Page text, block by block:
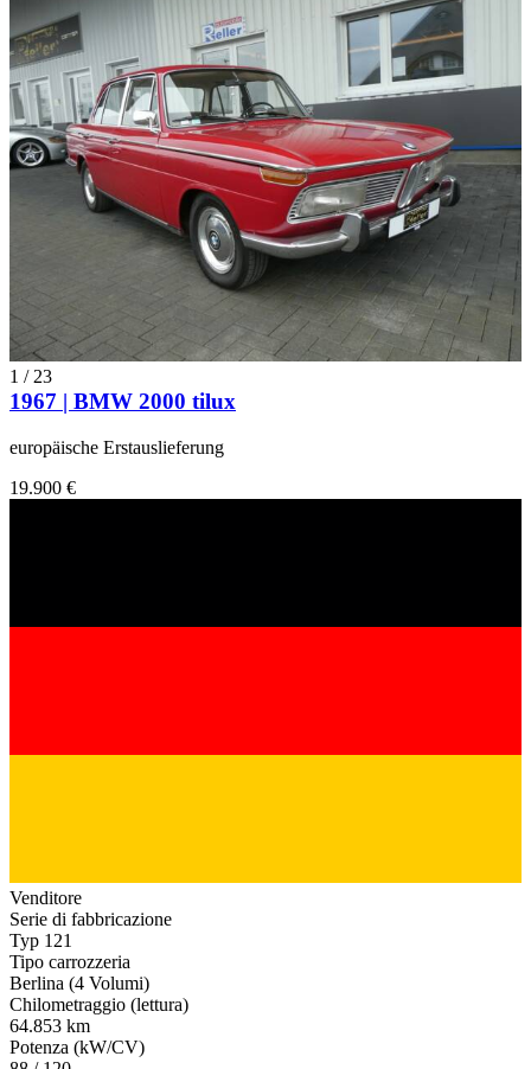
1 / 23
1967 | BMW 2000 tilux
europäische Erstauslieferung
19.900 €
Venditore
Serie di fabbricazione
Typ 121
Tipo carrozzeria
Berlina (4 Volumi)
Chilometraggio (lettura)
64.853 km
Potenza (kW/CV)